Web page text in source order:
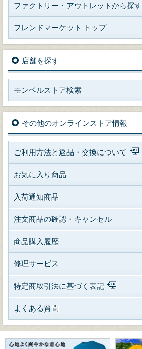
ファクトリー・アウトレットから探す
フレンドマーケット トップ
店舗を探す
モンベルストア検索
その他のオンラインストア情報
ご利用方法と返品・交換について
お気に入り商品
入荷通知商品
注文商品の確認・キャンセル
商品購入履歴
修理サービス
特定商取引法に基づく表記
よくある質問